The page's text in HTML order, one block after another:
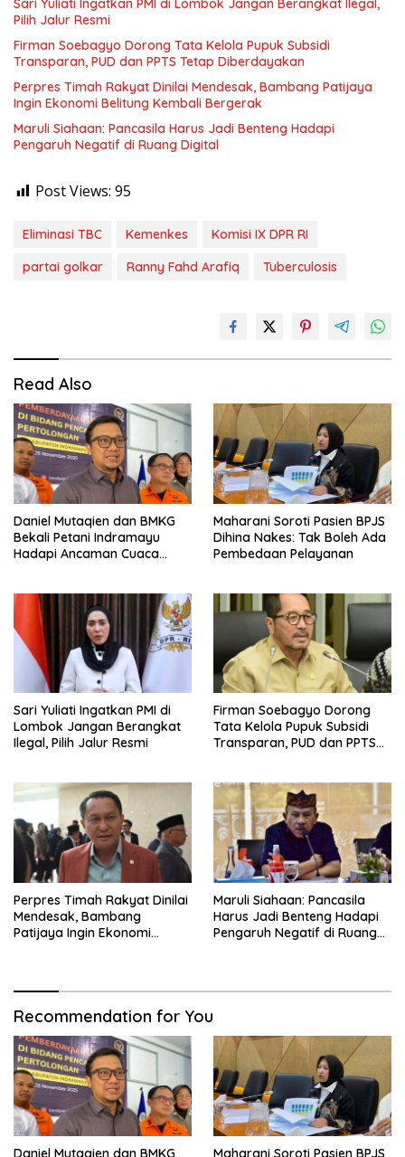
Sari Yuliati Ingatkan PMI di Lombok Jangan Berangkat Ilegal,
Pilih Jalur Resmi
Firman Soebagyo Dorong Tata Kelola Pupuk Subsidi
Transparan, PUD dan PPTS Tetap Diberdayakan
Perpres Timah Rakyat Dinilai Mendesak, Bambang Patijaya
Ingin Ekonomi Belitung Kembali Bergerak
Maruli Siahaan: Pancasila Harus Jadi Benteng Hadapi
Pengaruh Negatif di Ruang Digital
Post Views: 95
Eliminasi TBC Kemenkes
Komisi IX DPR RI
partai golkar
Ranny Fahd Arafiq Tuberculosis
Read Also
Daniel Mutaqien dan BMKG
Bekali Petani Indramayu
Hadapi Ancaman Cuaca
Maharani Soroti Pasien BPJS
Dihina Nakes: Tak Boleh Ada
Pembedaan Pelayanan
Sari Yuliati Ingatkan PMI di
Lombok Jangan Berangkat
Ilegal, Pilih Jalur Resmi
Firman Soebagyo Dorong
Tata Kelola Pupuk Subsidi
Transparan, PUD dan PPTS
Perpres Timah Rakyat Dinilai
Mendesak, Bambang
Patijaya Ingin Ekonomi
Maruli Siahaan: Pancasila
Harus Jadi Benteng Hadapi
Pengaruh Negatif di Ruang
Recommendation for You
Daniel Mutaqien dan BMKG
Maharani Soroti Pasien BPJS